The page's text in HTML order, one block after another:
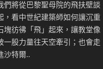
們將從巴黎聖母院的飛扶壁談
，看中世紀建築師如何讓沉重
塊彷彿「飛」起來，讓教堂像
一股力量往天空牽引；也會走
沙特爾..